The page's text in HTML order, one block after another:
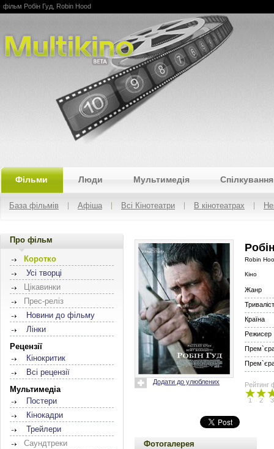
Multikino
фільм Робін Гуд, Robin Hood
Фільми Люди Мультимедія Спілкування
База фільмів Афіша Всі Кінотеатри В кінотеатрах
Про фільм
Коротко
Усі творці
Цікавинки
Прес-реліз
Новини до фільму
Лінки
Рецензії
Кінокритик
Всі рецензії
Мультимедіа
Постери
Кінокадри
Трейлери
Саундтреки
Додати до улюблених
Robin
Кіно
Жанр
Країна
Режисер
Прем`єра
Прем`єра
Рейтинг
1 2 3
Фотогалерея